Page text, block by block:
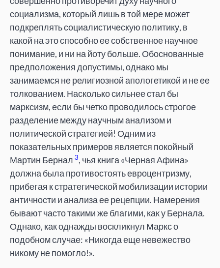
социализма, который лишь в той мере может
подкреплять социалистическую политику, в
какой на это способно ее собственное научное
понимание, и ни на йоту больше. Обоснованные
предположения допустимы, однако мы
занимаемся не религиозной апологетикой и не ее
толкованием. Насколько сильнее стал бы
марксизм, если бы четко проводилось строгое
разделение между научным анализом и
политической стратегией! Одним из
показательных примеров является покойный
Мартин Бернал 3, чья книга «Черная Афина»
должна была противостоять евроцентризму,
прибегая к стратегической мобилизации истории
античности и анализа ее рецепции. Намерения
бывают часто такими же благими, как у Бернала.
Однако, как однажды воскликнул Маркс о
подобном случае: «Никогда еще невежество
никому не помогло!».